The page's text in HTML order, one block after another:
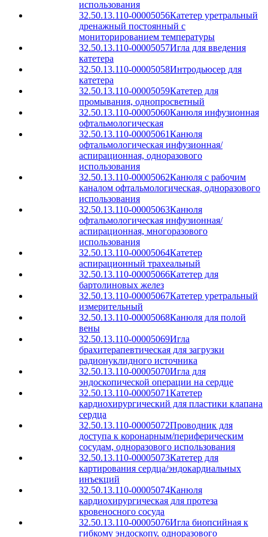
использования
32.50.13.110-00005056Катетер уретральный
дренажный постоянный с
мониторированием температуры
32.50.13.110-00005057Игла для введения
катетера
32.50.13.110-00005058Интродьюсер для
катетера
32.50.13.110-00005059Катетер для
промывания, однопросветный
32.50.13.110-00005060Канюля инфузионная
офтальмологическая
32.50.13.110-00005061Канюля
офтальмологическая инфузионная/
аспирационная, одноразового
использования
32.50.13.110-00005062Канюля с рабочим
каналом офтальмологическая, одноразового
использования
32.50.13.110-00005063Канюля
офтальмологическая инфузионная/
аспирационная, многоразового
использования
32.50.13.110-00005064Катетер
аспирационный трахеальный
32.50.13.110-00005066Катетер для
бартолиновых желез
32.50.13.110-00005067Катетер уретральный
измерительный
32.50.13.110-00005068Канюля для полой
вены
32.50.13.110-00005069Игла
брахитерапевтическая для загрузки
радионуклидного источника
32.50.13.110-00005070Игла для
эндоскопической операции на сердце
32.50.13.110-00005071Катетер
кардиохирургический для пластики клапана
сердца
32.50.13.110-00005072Проводник для
доступа к коронарным/периферическим
сосудам, одноразового использования
32.50.13.110-00005073Катетер для
картирования сердца/эндокардиальных
инъекций
32.50.13.110-00005074Канюля
кардиохирургическая для протеза
кровеносного сосуда
32.50.13.110-00005076Игла биопсийная к
гибкому эндоскопу, одноразового